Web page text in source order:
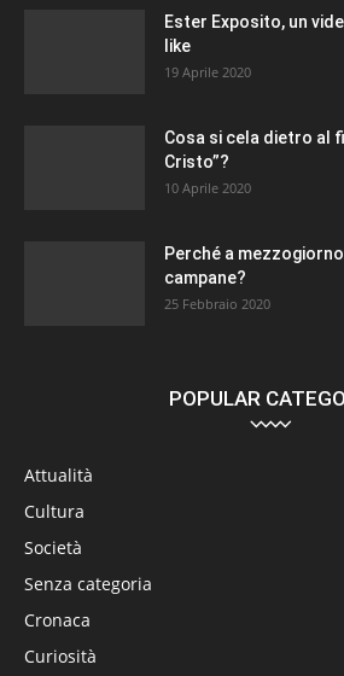
Ester Exposito, un
like
19 Aprile 2020
Cosa si cela dietro al
Cristo”?
10 Aprile 2020
Perché a
campane?
25 Febbraio 2020
POPULAR
Attualità
Cultura
Società
Senza categoria
Cronaca
Curiosità